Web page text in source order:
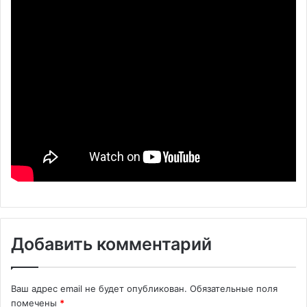
Добавить комментарий
Ваш адрес email не будет опубликован. Обязательные поля
помечены *